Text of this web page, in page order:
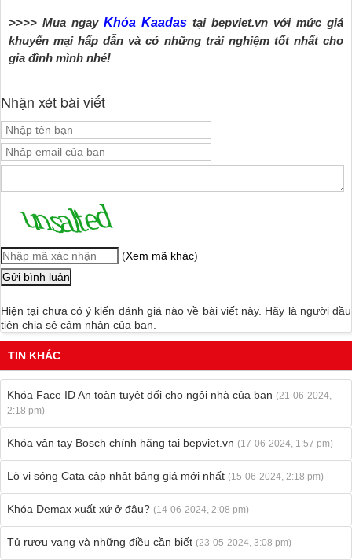
>>>> Mua ngay Khóa Kaadas tại bepviet.vn với mức giá
khuyến mại hấp dẫn và có những trải nghiệm tốt nhất cho
gia đình mình nhé!
Nhận xét bài viết
(Xem mã khác)
Hiện tại chưa có ý kiến đánh giá nào về bài viết này. Hãy là người đầu
tiên chia sẻ cảm nhận của bạn.
TIN KHÁC
Khóa Face ID An toàn tuyệt đối cho ngôi nhà của bạn (21-06-2024,
2:18 pm)
Khóa vân tay Bosch chính hãng tại bepviet.vn (17-06-2024, 1:57 pm)
Lò vi sóng Cata cập nhật bảng giá mới nhất (15-06-2024, 2:18 pm)
Khóa Demax xuất xứ ở đâu? (14-06-2024, 2:08 pm)
Tủ rượu vang và những điều cần biết (23-05-2024, 3:08 pm)